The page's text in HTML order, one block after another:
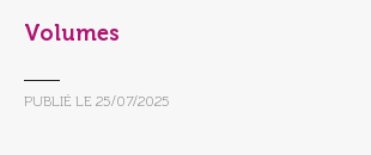
Volumes
PUBLIÉ LE 25/07/2025